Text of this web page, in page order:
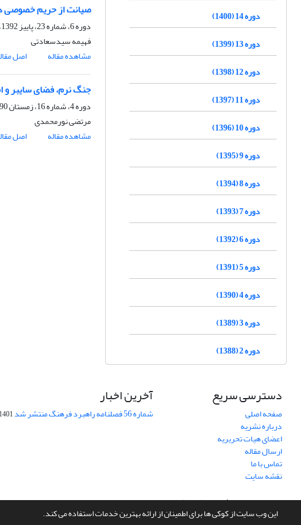
این وب سایت از کوکی ها برای اطمینان از ارائه بهترین خدمات استفاده می کند.
صیانت از حریم خصوصی
دوره 6، شماره 23، پاییز 1392، صفحه
فهیمه سیدسعادتی
مشاهده مقاله
اصل
جنگ نرم، فضای سایبر و
دوره 4، شماره 16، زمستان 1390، صفحه
مرتضی نورمحمدی
مشاهده مقاله
اصل
دوره 14 (1400)
دوره 13 (1399)
دوره 12 (1398)
دوره 11 (1397)
دوره 10 (1396)
دوره 9 (1395)
دوره 8 (1394)
دوره 7 (1393)
دوره 6 (1392)
دوره 5 (1391)
دوره 4 (1390)
دوره 3 (1389)
دوره 2 (1388)
دسترسی سریع
صفحه اصلی
درباره نشریه
اعضای هیات تحریریه
ارسال مقاله
تماس با ما
نقشه سایت
آخرین اخبار
شماره 56 فصلنامه راهبرد فرهنگ منتشر شد 02-26
سامانه مدیریت نشریات علمی.طراحی و پیاده سازی ازسیناوب